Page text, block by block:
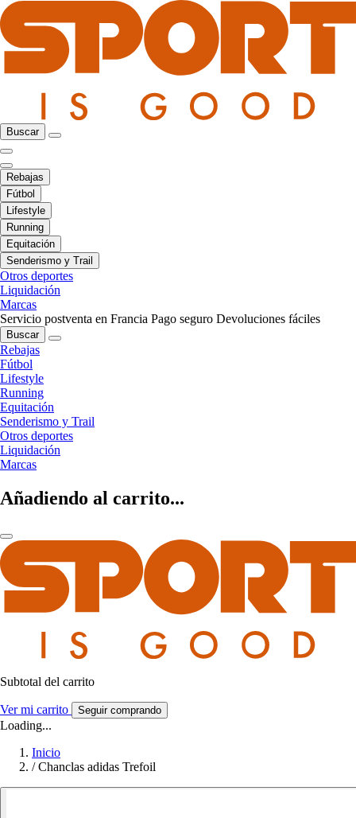
Buscar
Rebajas
Fútbol
Lifestyle
Running
Equitación
Senderismo y Trail
Otros deportes
Liquidación
Marcas
Servicio postventa en Francia Pago seguro Devoluciones fáciles
Buscar
Rebajas
Fútbol
Lifestyle
Running
Equitación
Senderismo y Trail
Otros deportes
Liquidación
Marcas
Añadiendo al carrito...
Subtotal del carrito
Ver mi carrito Seguir comprando
Loading...
Inicio
/ Chanclas adidas Trefoil